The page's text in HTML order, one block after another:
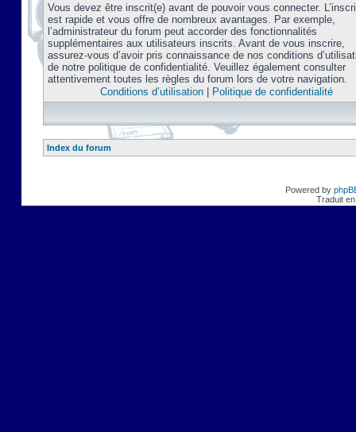
Vous devez être inscrit(e) avant de pouvoir vous connecter.
est rapide et vous offre de nombreux avantages. Par exemple,
l’administrateur du forum peut accorder des fonctionnalités
supplémentaires aux utilisateurs inscrits. Avant de vous inscrire,
assurez-vous d’avoir pris connaissance de nos conditions
de notre politique de confidentialité. Veuillez également consulter
attentivement toutes les règles du forum lors de votre navigation.
Conditions d’utilisation| Politique de confidentialité
Index du forum
Powered by
Traduit